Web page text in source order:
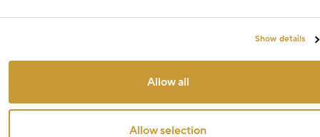
Show details
Allow all
Allow selection